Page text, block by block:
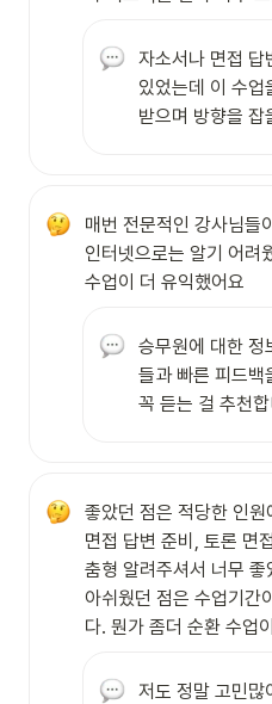
자소서나 면접 답
있었는데 이 수업
받으며 방향을 잡
매번 전문적인 강사님들
인터넷으로는 알기 어려
수업이 더 유익했어요
승무원에 대한 정
들과 빠른 피드백
꼭 듣는 걸 추천
좋았던 점은 적당한 인
면접 답변 준비, 토론 면
춤형 알려주셔서 너무 좋
아쉬웠던 점은 수업기간
다. 뭔가 좀더 순환 수업
저도 정말 고민많